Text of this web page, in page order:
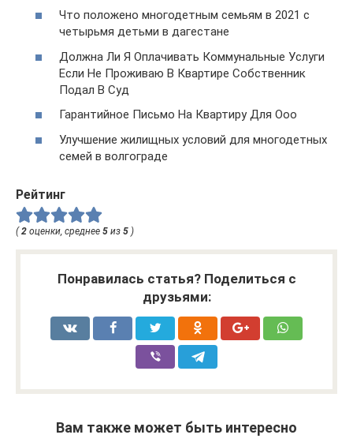
Что положено многодетным семьям в 2021 с
четырьмя детьми в дагестане
Должна Ли Я Оплачивать Коммунальные Услуги
Если Не Проживаю В Квартире Собственник
Подал В Суд
Гарантийное Письмо На Квартиру Для Ооо
Улучшение жилищных условий для многодетных
семей в волгограде
Рейтинг
( 2 оценки, среднее 5 из 5 )
Понравилась статья? Поделиться с
друзьями:
Вам также может быть интересно